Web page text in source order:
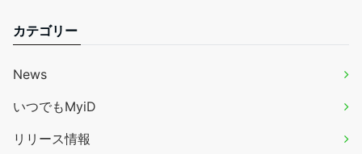
カテゴリー
News
いつでもMyiD
リリース情報